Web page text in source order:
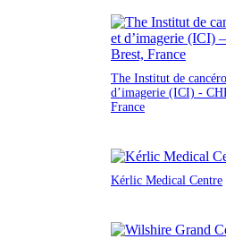
The Institut de
d’imagerie (ICI) -
France
Kérlic Medical Centre